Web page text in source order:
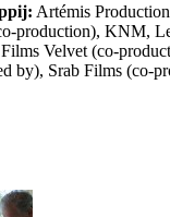
Artémis
production), KNM,
Velvet (co-
by), Srab Films (co-